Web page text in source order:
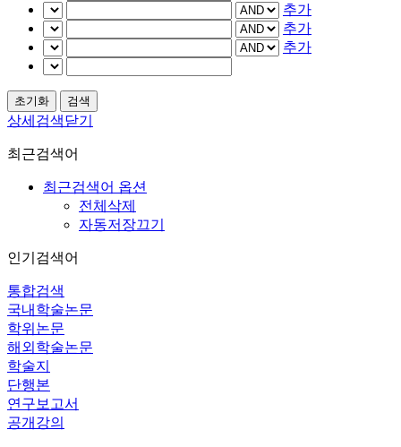
추가
추가
추가
상세검색닫기
최근검색어
최근검색어 옵션
전체삭제
자동저장끄기
인기검색어
통합검색
국내학술논문
학위논문
해외학술논문
학술지
단행본
연구보고서
공개강의